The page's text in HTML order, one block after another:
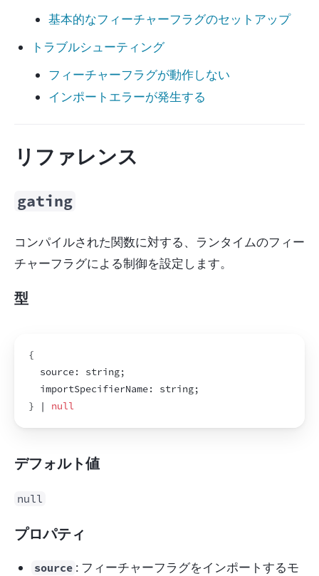
基本的なフィーチャーフラグのセットアップ
トラブルシューティング
フィーチャーフラグが動作しない
インポートエラーが発生する
リファレンス
gating
コンパイルされた関数に対する、ランタイムのフィー
チャーフラグによる制御を設定します。
型
{
  source
: string;
  importSpecifierName
: string;
} | null
デフォルト値
null
プロパティ
source : フィーチャーフラグをインポートするモ